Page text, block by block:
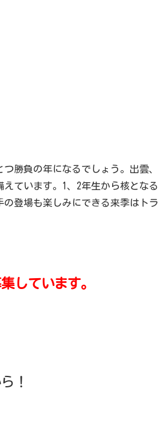
勝負の年になるでしょう。出雲、
ています。1、2年生から核となる
登場も楽しみにできる来季はトラ
しています。
！